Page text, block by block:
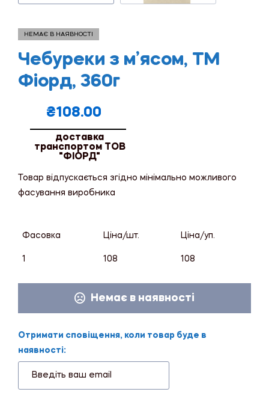
НЕМАЄ В НАЯВНОСТІ
Чебуреки з м’ясом, ТМ
Фіорд, 360г
₴108.00
доставка
транспортом ТОВ
"ФІОРД"
Товар відпускається згідно мінімально можливого
фасування виробника
Фасовка Ціна/шт. Ціна/уп.
1 108 108
Немає в наявності
Отримати сповіщення, коли товар буде в
наявності: